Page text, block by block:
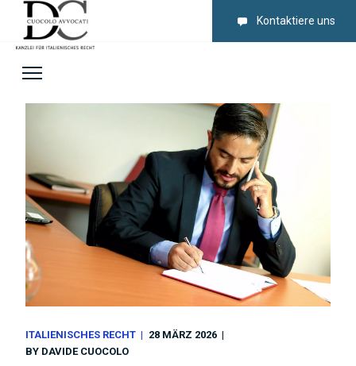
Kontaktiere uns
ITALIENISCHES RECHT
28 MÄRZ 2026
BY DAVIDE CUOCOLO